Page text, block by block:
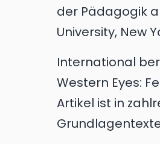
der Pädagogik
University, New
International
Western Eyes:
Artikel ist in